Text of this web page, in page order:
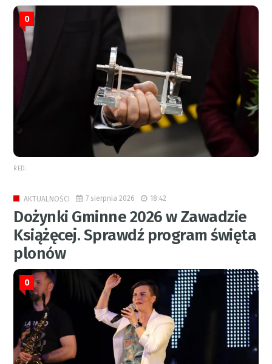
0
RED.
AKTUALNOŚCI 7 sierpnia 2026 18:42
Dożynki Gminne 2026 w Zawadzie
Książęcej. Sprawdź program święta
plonów
0